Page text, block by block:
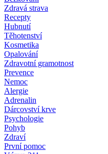
Zdravá strava
Recepty
Hubnutí
Těhotenství
Kosmetika
Opalování
Zdravotní gramotnost
Prevence
Nemoc
Alergie
Adrenalin
Dárcovství krve
Psychologie
Pohyb
Zdraví
První pomoc